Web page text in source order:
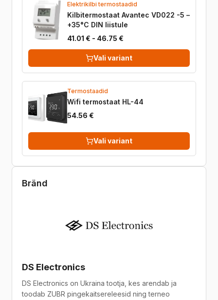
Elektrikilbi termostaadid
Kilbitermostaat Avantec VD022 -5 –
+35°C DIN liistule
41.01 € - 46.75 €
Vali variant
Termostaadid
Wifi termostaat HL-44
54.56 €
Vali variant
Bränd
DS Electronics
DS Electronics on Ukraina tootja, kes arendab ja
toodab ZUBR pingekaitsereleesid ning terneo